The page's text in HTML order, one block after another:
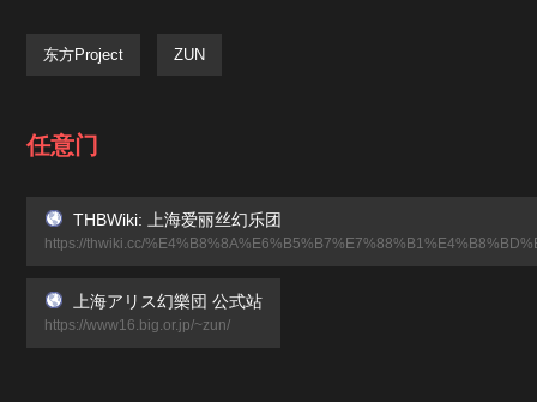
东方Project ZUN
任意门
THBWiki: 上海爱丽丝幻乐团
https://thwiki.cc/
上海アリス幻樂団 公式站
https://www16.big.or.jp/~zun/